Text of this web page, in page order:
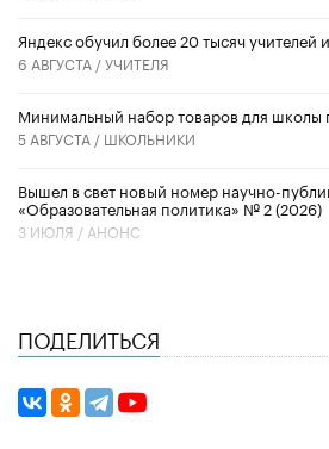
​Яндекс обучил более 20 тысяч учителей
6 АВГУСТА /УЧИТЕЛЯ
Минимальный набор товаров для школы
5 АВГУСТА / ШКОЛЬНИКИ
Вышел в свет новый номер научно-
«Образовательная политика» № 2 (2026)
3 ИЮЛЯ / АНОНС
ПОДЕЛИТЬСЯ